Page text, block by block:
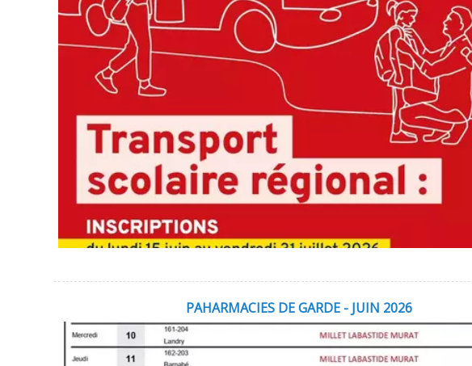
PAHARMACIES DE GARDE - JUIN 2026